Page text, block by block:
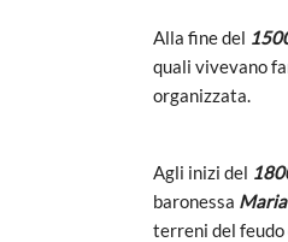
Alla fine del
quali vivevano
organizzata.
Agli inizi del
baronessa
terreni del